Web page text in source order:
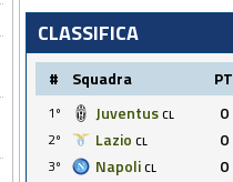
CLASSIFICA
# Squadra PT
1º Juventus CL 0
2º
Lazio CL 0
3º
Napoli CL 0